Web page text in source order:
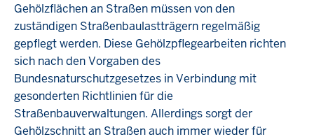
Gehölzflächen an Straßen müssen von den
zuständigen Straßenbaulastträgern regelmäßig
gepflegt werden. Diese Gehölzpflegearbeiten richten
sich nach den Vorgaben des
Bundesnaturschutzgesetzes in Verbindung mit
gesonderten Richtlinien für die
Straßenbauverwaltungen. Allerdings sorgt der
Gehölzschnitt an Straßen auch immer wieder für